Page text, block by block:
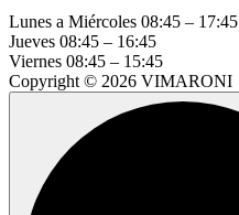
Lunes a Miércoles 08:45 – 17:45
Jueves 08:45 – 16:45
Viernes 08:45 – 15:45
Copyright © 2026 VIMARONI